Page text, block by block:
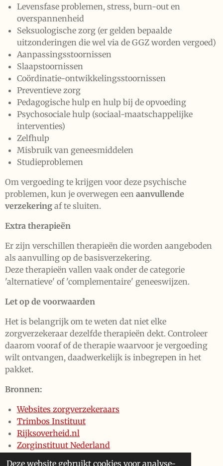
Deze website gebruikt cookies voor analyse-
Levensfase problemen, stress, burn-out en
overspannenheid
Seksuologische zorg (er gelden bepaalde
uitzonderingen die wel via de GGZ worden vergoed)
Aanpassingsstoornissen
Slaapstoornissen
Coördinatie-ontwikkelingsstoornissen
Preventieve zorg
Pedagogische hulp en hulp bij de opvoeding
Psychosociale hulp (sociaal-maatschappelijke
interventies)
Zelfhulp
Misbruik van geneesmiddelen
Studieproblemen
Om vergoeding te krijgen voor deze psychische
problemen, kun je overwegen een aanvullende
verzekering af te sluiten.
Extra therapieën
Er zijn verschillen therapieën die worden aangeboden
als aanvulling op de basisverzekering.
Deze therapieën vallen vaak onder de categorie
'alternatieve' of 'complementaire' geneeswijzen.
Let op de voorwaarden
Het is belangrijk om te weten dat niet elke
zorgverzekeraar dezelfde therapieën dekt. Controleer
daarom vooraf of de therapie waarvoor je vergoeding
wilt ontvangen, daadwerkelijk is inbegrepen in het
pakket.
Bronnen:
Websites zorgverzekeraars
Trimbos Instituut
Rijksoverheid.nl
Zorginstituut Nederland